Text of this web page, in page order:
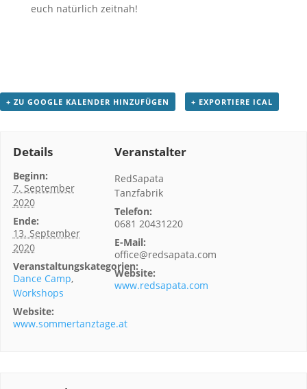
euch natürlich zeitnah!
+ ZU GOOGLE KALENDER HINZUFÜGEN + EXPORTIERE ICAL
Details
Beginn:
7. September
2020
Ende:
13. September
2020
Veranstaltungskategorien:
Dance Camp,
Workshops
Website:
www.sommertanztage.at
Veranstalter
RedSapata
Tanzfabrik
Telefon:
0681 20431220
E-Mail:
office@redsapata.com
Website:
www.redsapata.com